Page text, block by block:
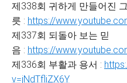
제338회 귀하게 만들어진 그
릇 : https://
제337회 되돌아 보는 믿
음 : https://
제336회 부활과 용서 :
v=jNdTfliZX6Y